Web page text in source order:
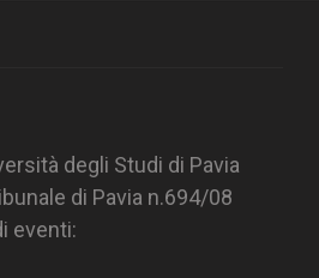
degli Studi di Pavia
di Pavia n.694/08
eventi: